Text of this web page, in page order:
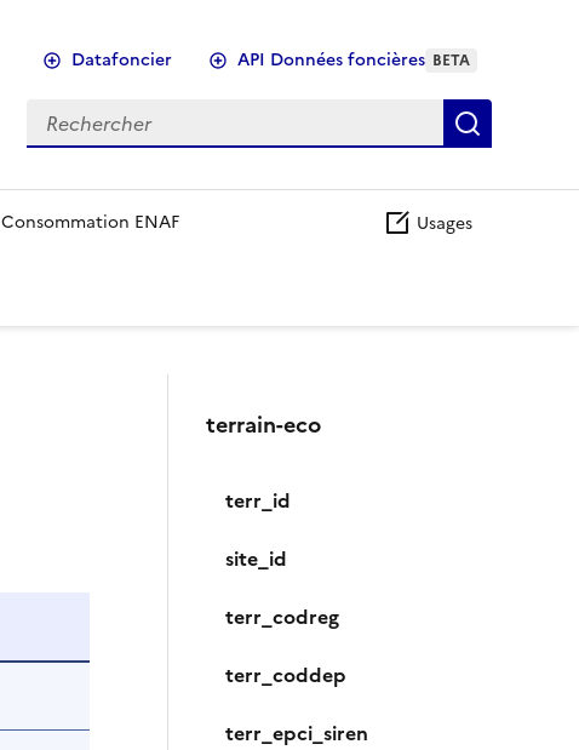
Datafoncier API Données foncières BETA
Rechercher
Consommation ENAF Usages
terrain-eco
terr_id
site_id
terr_codreg
terr_coddep
terr_epci_siren